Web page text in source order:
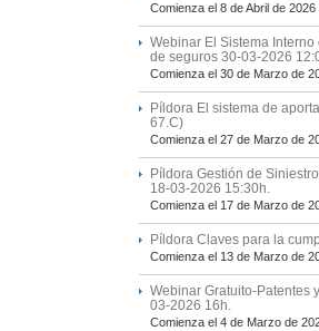
Comienza el 8 de Abril de 2026
Webinar El Sistema
de seguros 30-03-2026
Comienza el 30 de Marzo de
Píldora El sistema de
67.C)
Comienza el 27 de Marzo de
Píldora Gestión de
18-03-2026 15:30h.
Comienza el 17 de Marzo de
Píldora Claves para la
Comienza el 13 de Marzo de
Webinar Gratuito-Patentes
03-2026 16h.
Comienza el 4 de Marzo de